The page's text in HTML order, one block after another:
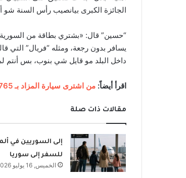
الجائزة الكبرى بيانصيب رأس السنة شو
“حسين” قال: «بشتري بطاقة من
يسافر بدون رجعة، ومثله “فريال” التي
داخل البلد مو قايل شي بنوب، بس أنتم
اقرأ أيضاً: من اشترى سيارة المزاد بـ 765 مليون ليرة في سوريا؟
مقالات ذات صلة
إلى السوريين في
للسفر إلى سوريا
الخميس, 16 يوليو 2026, 3:41 م